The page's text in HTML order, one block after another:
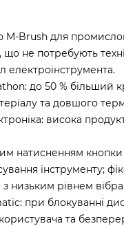
M-Brush для
що не потребують
електроінструмента.
до 50 % більший
та довшого
висока
натисненням
інструменту;
низьким рівнем
при блокуванні
та